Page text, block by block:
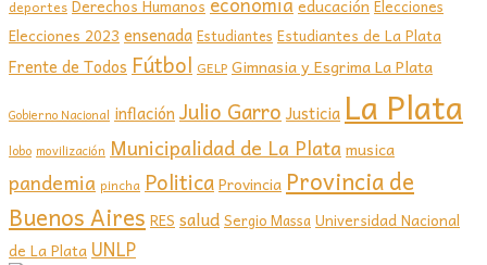
deportes Derechos Humanos educación Elecciones
Elecciones 2023 ensenada Estudiantes Estudiantes de La Plata
Frente de Todos Fútbol GELP Gimnasia y Esgrima La Plata
Gobierno Nacional inflación Julio Garro Justicia La Plata
lobo movilización Municipalidad de La Plata musica
pandemia pincha PoliticaProvincia Provincia de
Buenos Aires RES saludSergio MassaUniversidad Nacional
de La Plata UNLP